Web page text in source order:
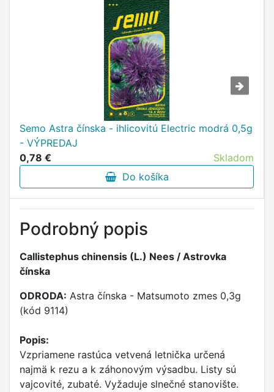
Semo Astra čínska - ihlicovitú Electric modrá 0,5g
- VÝPREDAJ
0,78 €
Skladom
Do košíka
Podrobný popis
Callistephus chinensis (L.) Nees / Astrovka
čínska
ODRODA: Astra čínska - Matsumoto zmes 0,3g
(kód 9114)
Popis:
Vzpriamene rastúca vetvená letnička určená
najmä k rezu a k záhonovým výsadbu. Listy sú
vajcovité, zubaté. Vyžaduje slnečné stanovište.